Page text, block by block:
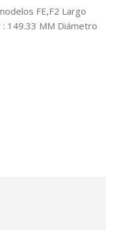
FE,F2 Largo
149.33 MM Diámetro